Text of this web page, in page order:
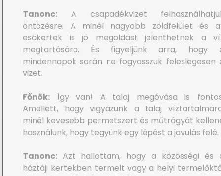
Tanonc: A csapadékvizet
öntözésre. A minél nagyobb zöldfelület és
esőkertek is jó megoldást jelenthetnek a
megtartására. És figyeljünk arra, hogy
mindennapok során ne fogyasszuk feleslegesen
vizet.
Főnök: Így van! A talaj megóvása is
Amellett, hogy vigyázunk a talaj
minél kevesebb permetszert és műtrágyát
használunk, hogy tegyünk egy lépést a javulás felé.
Tanonc: Azt hallottam, hogy a közösségi és
háztáji kertekben termelt vagy a helyi